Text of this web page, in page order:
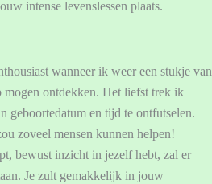
intense levenslessen plaats.
wanneer ik weer een stukje van
mogen ontdekken. Het liefst trek ik
geboortedatum en tijd te ontfutselen.
zoveel mensen kunnen helpen!
bewust inzicht in jezelf hebt, zal er
Je zult gemakkelijk in jouw